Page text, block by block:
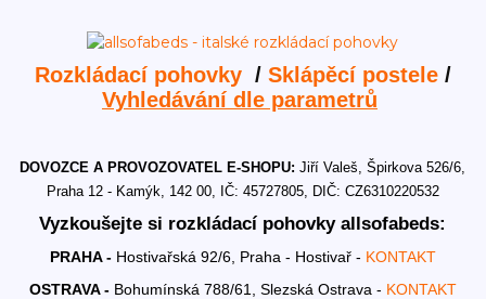
Rozkládací pohovky / Sklápěcí postele/
Vyhledávání dle parametrů
DOVOZCE A PROVOZOVATEL E-SHOPU:Jiří Valeš, Špirkova 526/6,
Praha 12 - Kamýk, 142 00, IČ: 45727805, DIČ: CZ6310220532
Vyzkoušejte si rozkládací pohovky allsofabeds:
PRAHA - Hostivařská 92/6, Praha - Hostivař - KONTAKT
OSTRAVA - Bohumínská 788/61, Slezská Ostrava - KONTAKT